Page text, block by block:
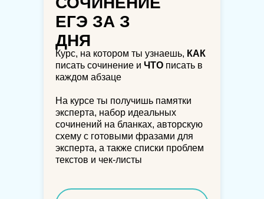
ЕГЭ ЗА З
ДНЯ
Курс, на котором ты узнаешь, КАК
писать сочинение и ЧТО писать в
каждом абзаце
На курсе ты получишь памятки
эксперта, набор идеальных
сочинений на бланках, авторскую
схему с готовыми фразами для
эксперта, а также списки проблем
текстов и чек-листы